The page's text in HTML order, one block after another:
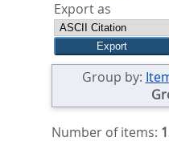
Export as
Group by:
Number of items: 1